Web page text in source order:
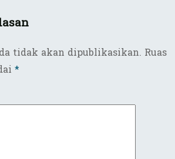
tidak akan dipublikasikan. Ruas
*